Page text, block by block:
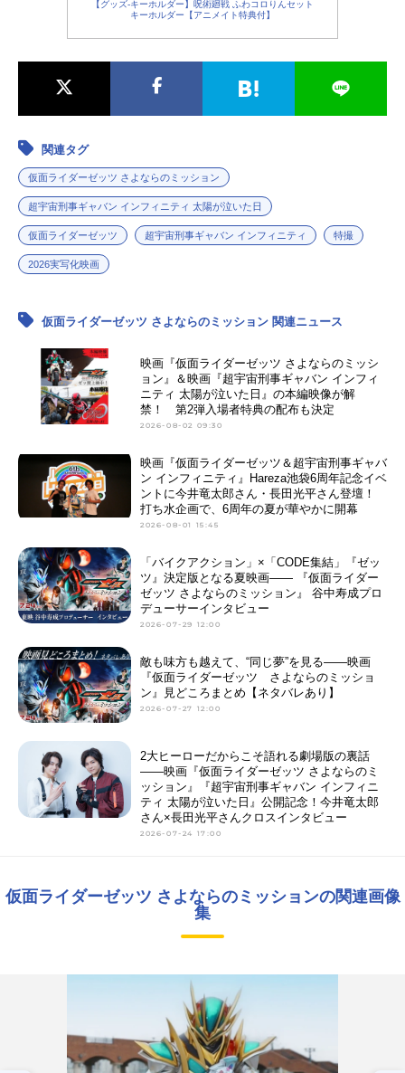
【グッズ-キーホルダー】呪術廻戦 ふわコロりんセット
キーホルダー【アニメイト特典付】
関連タグ
仮面ライダーゼッツ さよならのミッション
超宇宙刑事ギャバン インフィニティ 太陽が泣いた日
仮面ライダーゼッツ 超宇宙刑事ギャバン インフィニティ 特撮
2026実写化映画
仮面ライダーゼッツ さよならのミッション 関連ニュース
映画『仮面ライダーゼッツ さよならのミッシ
ョン』＆映画『超宇宙刑事ギャバン インフィ
ニティ 太陽が泣いた日』の本編映像が解
禁！ 第2弾入場者特典の配布も決定
2026-08-02 09:30
映画『仮面ライダーゼッツ＆超宇宙刑事ギャバ
ン インフィニティ』Hareza池袋6周年記念イベ
ントに今井竜太郎さん・長田光平さん登壇！
打ち水企画で、6周年の夏が華やかに開幕
2026-08-01 15:45
「バイクアクション」×「CODE集結」『ゼッ
ツ』決定版となる夏映画―― 『仮面ライダー
ゼッツ さよならのミッション』 谷中寿成プロ
デューサーインタビュー
2026-07-29 12:00
敵も味方も越えて、“同じ夢”を見る――映画
『仮面ライダーゼッツ さよならのミッショ
ン』見どころまとめ【ネタバレあり】
2026-07-27 12:00
2大ヒーローだからこそ語れる劇場版の裏話
――映画『仮面ライダーゼッツ さよならのミ
ッション』『超宇宙刑事ギャバン インフィニ
ティ 太陽が泣いた日』公開記念！今井竜太郎
さん×長田光平さんクロスインタビュー
2026-07-24 17:00
仮面ライダーゼッツ さよならのミッションの関連画像
集